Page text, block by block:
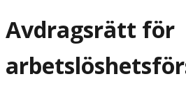
Avdragsrätt för